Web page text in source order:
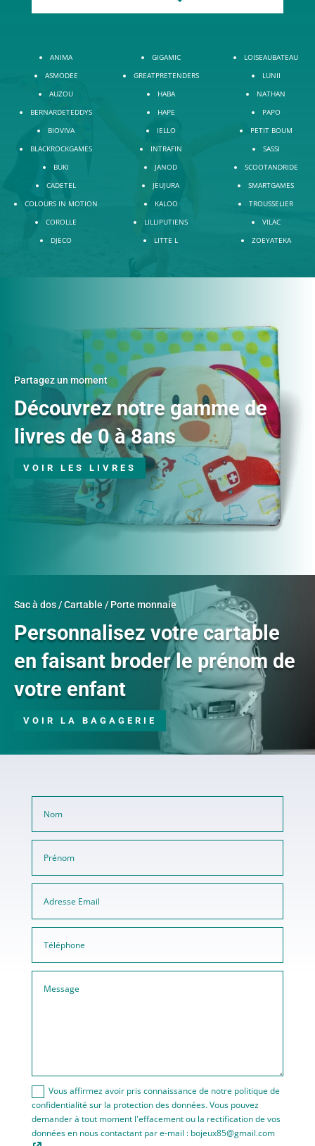
ANIMA
ASMODEE
AUZOU
BERNARDETEDDYS
BIOVIVA
BLACKROCKGAMES
BUKI
CADETEL
COLOURS IN MOTION
COROLLE
DJECO
GIGAMIC
GREATPRETENDERS
HABA
HAPE
IELLO
INTRAFIN
JANOD
JEUJURA
KALOO
LILLIPUTIENS
LITTE L
LOISEAUBATEAU
LUNII
NATHAN
PAPO
PETIT BOUM
SASSI
SCOOTANDRIDE
SMARTGAMES
TROUSSELIER
VILAC
ZOEYATEKA
Partagez un moment
Découvrez notre gamme de
livres de 0 à 8ans
VOIR LES LIVRES
Sac à dos / Cartable / Porte monnaie
Personnalisez votre cartable
en faisant broder le prénom de
votre enfant
VOIR LA BAGAGERIE
Vous affirmez avoir pris connaissance de notre politique de
confidentialité sur la protection des données. Vous pouvez
demander à tout moment l'effacement ou la rectification de vos
données en nous contactant par e-mail : bojeux85@gmail.com